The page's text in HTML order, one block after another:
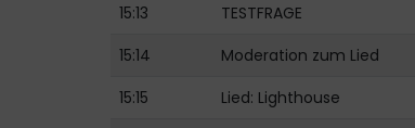
15:13
TESTFRAGE
15:14
Moderation zum Lied
15:15
Lied: Lighthouse